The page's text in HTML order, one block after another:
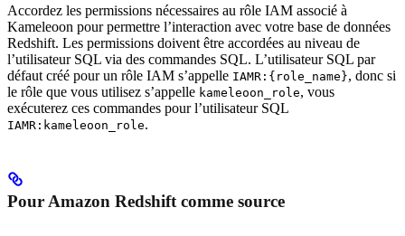
Accordez les permissions nécessaires au rôle IAM associé à
Kameleoon pour permettre l’interaction avec votre base de données
Redshift. Les permissions doivent être accordées au niveau de
l’utilisateur SQL via des commandes SQL. L’utilisateur SQL par
défaut créé pour un rôle IAM s’appelle IAMR:{role_name}, donc si
le rôle que vous utilisez s’appelle kameleoon_role, vous
exécuterez ces commandes pour l’utilisateur SQL
IAMR:kameleoon_role.
Pour Amazon Redshift comme source